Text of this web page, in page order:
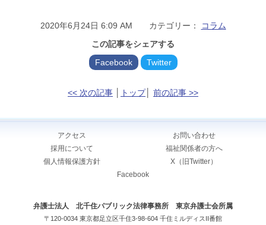
2020年6月24日 6:09 AM カテゴリー：
コラム
この記事をシェアする
Facebook
Twitter
<< 次の記事 トップ│ 前の記事 >>
アクセス
お問い合わせ
採用について
福祉関係者の方へ
個人情報保護方針
X（旧Twitter）
Facebook
弁護士法人 北千住パブリック法律事務所 東京弁護士会所属
〒120-0034 東京都足立区千住3-98-604 千住ミルディスII番館